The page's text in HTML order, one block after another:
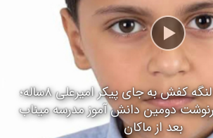
فیلم/ دفن یک لنگه کفش به جای پیکر امیرعلی ۸ساله؛
دومین دانش آموز مدرسه میناب
بعد از ماکان